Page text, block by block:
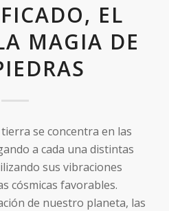
EL
MAGIA DE
se concentra en las
a cada una distintas
sus vibraciones
cósmicas favorables.
de nuestro planeta, las